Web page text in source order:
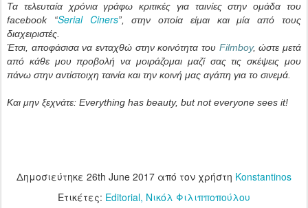
Τα τελευταία χρόνια γράφω κριτικές για ταινίες στην ομάδα του
facebook “Serial Ciners”, στην οποία είμαι και μία από τους
διαχειριστές.
Έτσι, αποφάσισα να ενταχθώ στην κοινότητα του Filmboy, ώστε μετά
από κάθε μου προβολή να μοιράζομαι μαζί σας τις σκέψεις μου
πάνω στην αντίστοιχη ταινία και την κοινή μας αγάπη για το σινεμά.
Και μην ξεχνάτε: Everything has beauty, but not everyone sees it!
Δημοσιεύτηκε 26th June 2017 από τον χρήστη Konstantinos
Ετικέτες: Editorial Νικόλ Φιλιπποπούλου